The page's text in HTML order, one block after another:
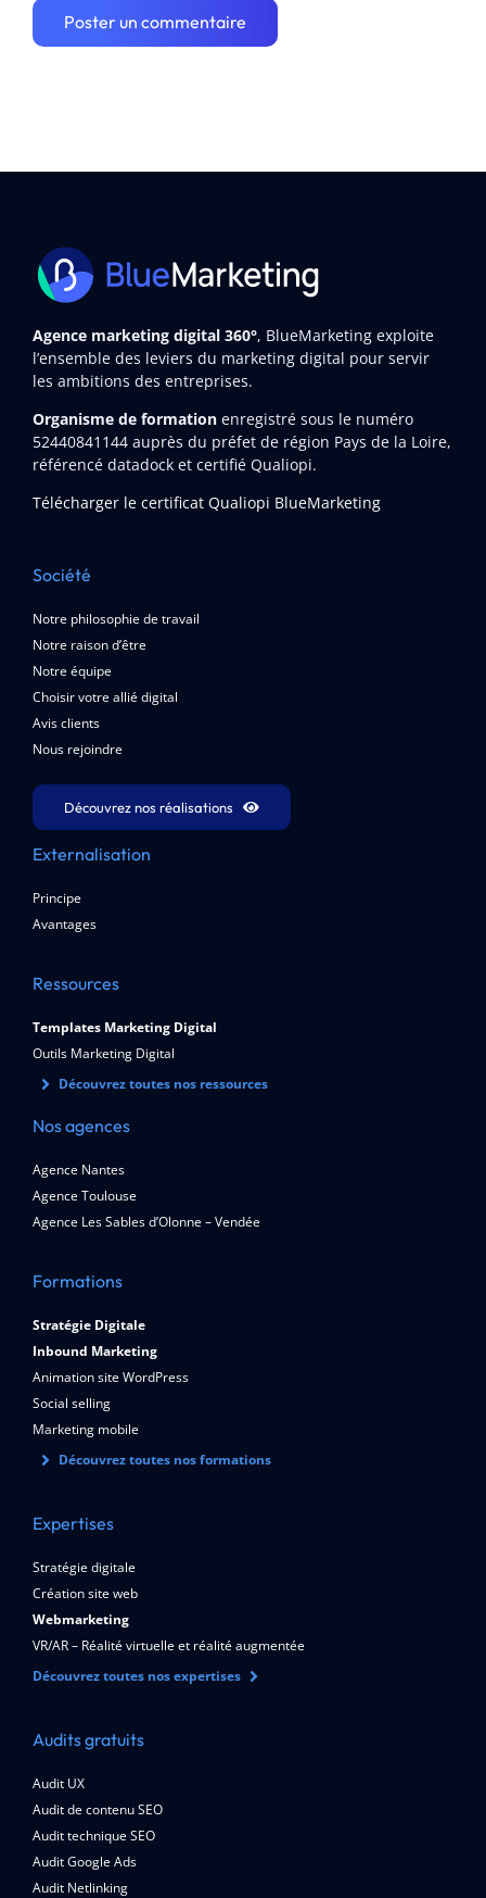
Agence marketing digital 360°, BlueMarketing exploite
l’ensemble des leviers du marketing digital pour servir
les ambitions des entreprises.
Organisme de formation enregistré sous le numéro
52440841144auprès du préfet de région Pays de la Loire,
référencé datadock et certifié Qualiopi.
Télécharger le certificat Qualiopi BlueMarketing
Société
Notre philosophie de travail
Notre raison d’être
Notre équipe
Choisir votre allié digital
Avis clients
Nous rejoindre
Découvrez nos réalisations
Externalisation
Principe
Avantages
Ressources
Templates Marketing Digital
Outils Marketing Digital
Découvrez toutes nos ressources
Nos agences
Agence Nantes
Agence Toulouse
Agence Les Sables d’Olonne – Vendée
Formations
Stratégie Digitale
Inbound Marketing
Animation site WordPress
Social selling
Marketing mobile
Découvrez toutes nos formations
Expertises
Stratégie digitale
Création site web
Webmarketing
VR/AR – Réalité virtuelle et réalité augmentée
Découvrez toutes nos expertises
Audits gratuits
Audit UX
Audit de contenu SEO
Audit technique SEO
Audit Google Ads
Audit Netlinking